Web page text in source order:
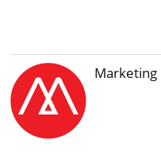
Marketing